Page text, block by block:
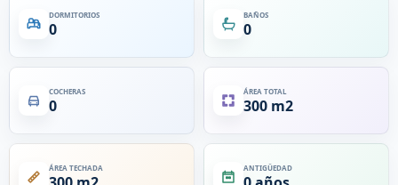
DORMITORIOS
0
BAÑOS
0
COCHERAS
0
ÁREA TOTAL
300 m2
ÁREA TECHADA ANTIGÜEDAD